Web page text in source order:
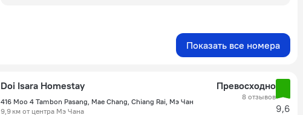
Показать все номера
Doi Isara Homestay
416 Moo 4 Tambon Pasang, Mae Chang, Chiang Rai, Мэ Чан
9,9 км от центра Мэ Чана
Превосходно
8 отзывов
9,6